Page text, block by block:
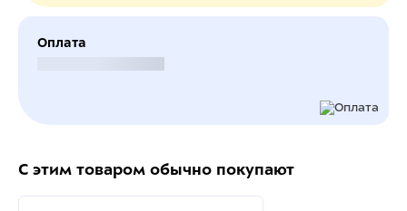
Оплата
С этим товаром обычно покупают